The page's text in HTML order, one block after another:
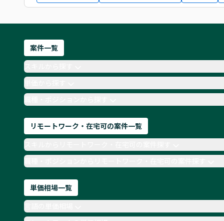
案件一覧
単価から探す
職種・ポジションから探す
リモートワーク・在宅可の案件一覧
職種・ポジションからリモートワーク・在宅可の案件探す
単価相場一覧